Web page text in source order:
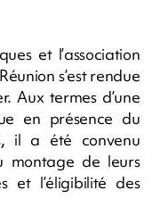
et l’association
s’est rendue
Aux termes d’une
en présence du
il a été convenu
montage de leurs
et l’éligibilité des